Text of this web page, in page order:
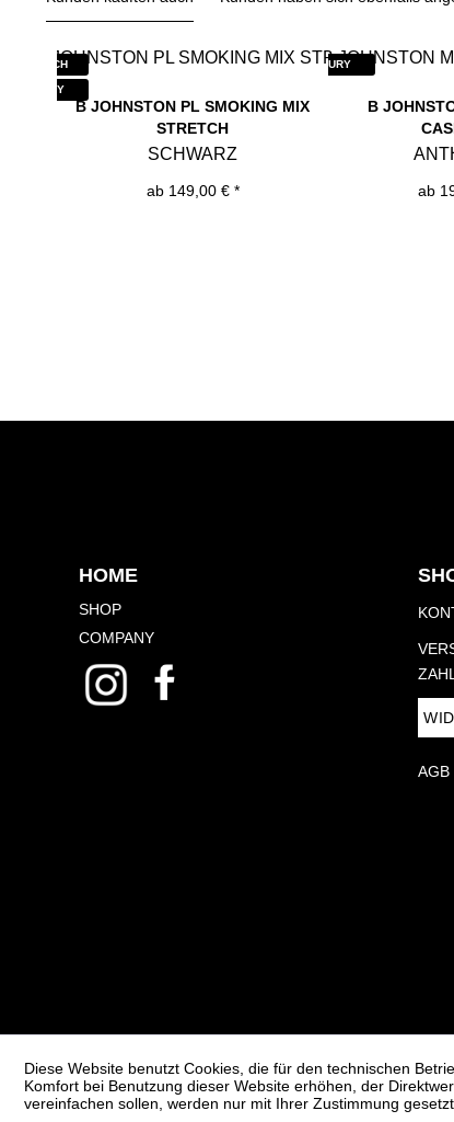
STRETCH
LUXURY
B JOHNSTON PL SMOKING MIX
STRETCH
SCHWARZ
ab 149,00 € *
LUXURY
B
ab
HOME
SHOP
COMPANY
AGB
Diese Website benutzt Cookies, die für den technischen
Komfort bei Benutzung dieser Website erhöhen, der
vereinfachen sollen, werden nur mit Ihrer Zustimmung gesetzt.